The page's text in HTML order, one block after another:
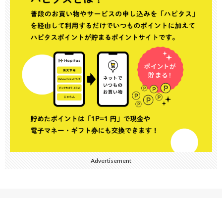
Advertisement